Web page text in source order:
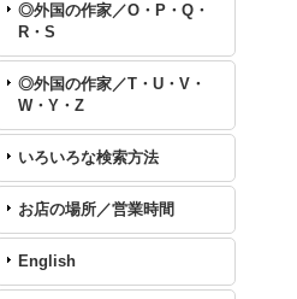
◎外国の作家／O・P・Q・
R・S
◎外国の作家／T・U・V・
W・Y・Z
いろいろな検索方法
お店の場所／営業時間
English